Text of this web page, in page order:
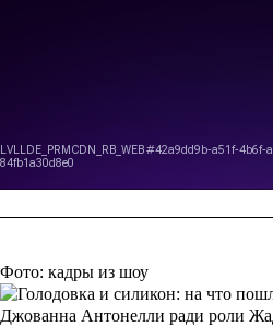
Фото: кадры из шоу